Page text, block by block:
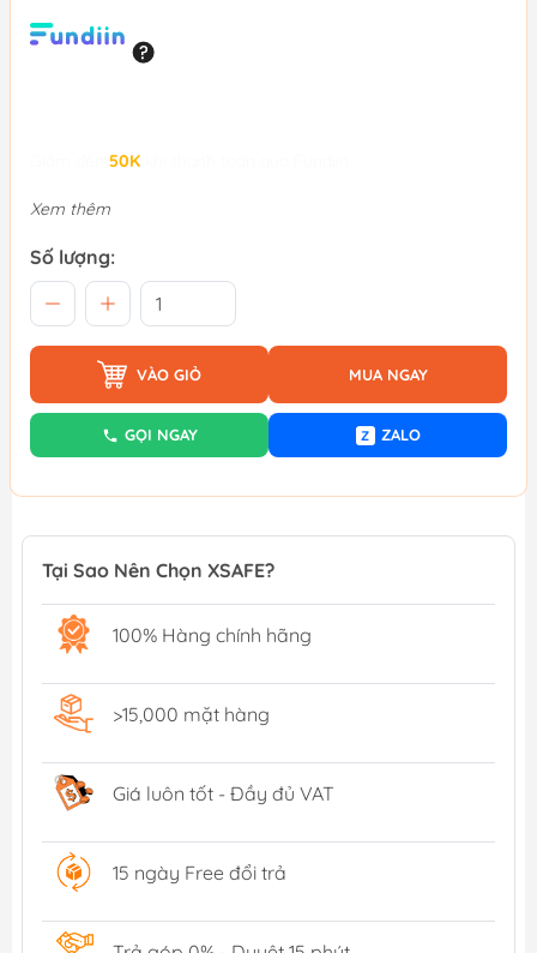
50K
Xem thêm
Số lượng:
VÀO GIỎ MUA NGAY
GỌI NGAY Z ZALO
Tại Sao Nên Chọn XSAFE?
100% Hàng chính hãng
>15,000 mặt hàng
Giá luôn tốt - Đầy đủ VAT
15 ngày Free đổi trả